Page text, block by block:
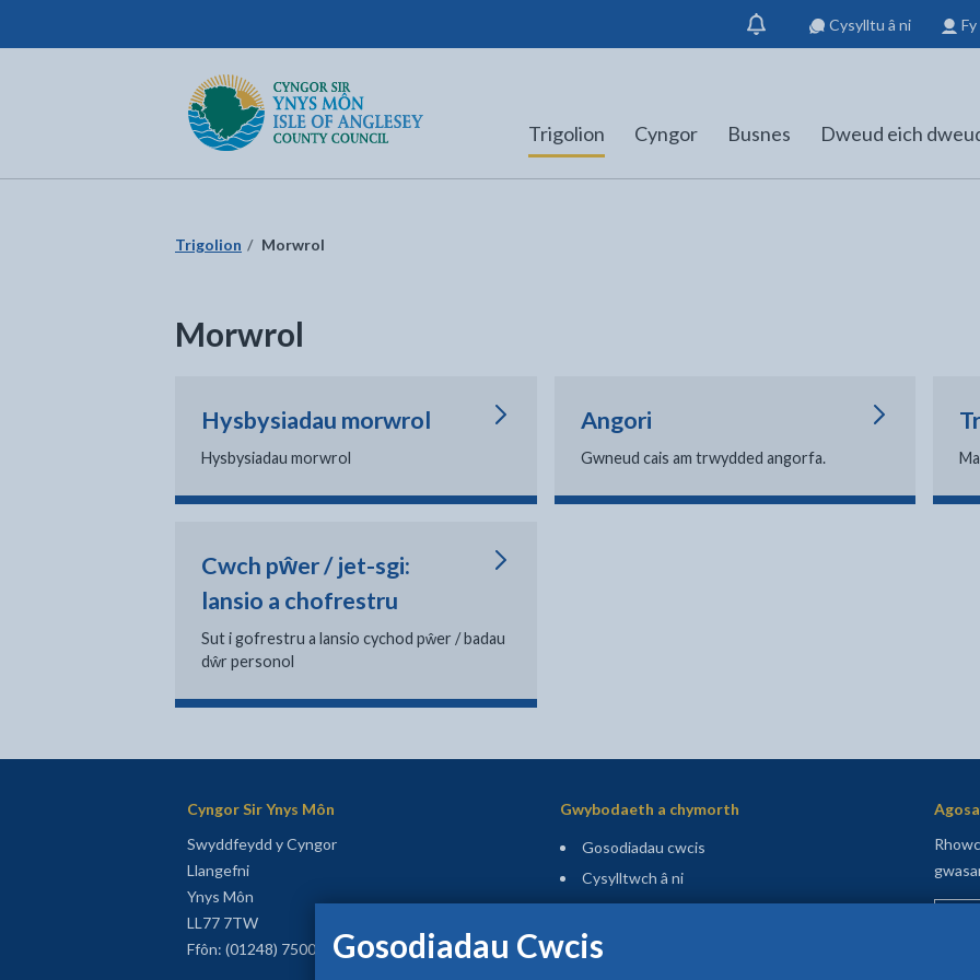
Gosodiadau Cwcis
Dangos
hysbysiad
Cysylltu â ni
Cyngor Sir Ynys MônDychwelyd i'r dudalen gartref
Trigolion Cyngor Busnes Dweud eich
Trigolion Morwrol
Morwrol
Hysbysiadau morwrol
Hysbysiadau morwrol
Angori
Gwneud cais am trwydded angorfa.
Cwch pŵer / jet-sgi:
lansio a chofrestru
Sut i gofrestru a lansio cychod pŵer / badau
dŵr personol
Cyngor Sir Ynys Môn
Swyddfeydd y Cyngor
Llangefni
Ynys Môn
LL77 7TW
Ffôn: (01248) 750057
Gwybodaeth a chymorth
Gosodiadau cwcis
Cysylltwch â ni
Hygyrchedd
Polisi Diogelu Data a Preifatrwydd